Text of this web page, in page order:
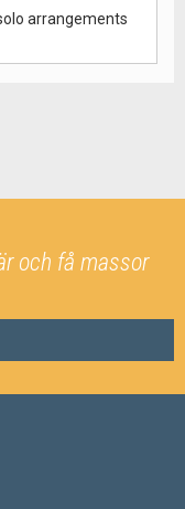
arrangements
och få massor